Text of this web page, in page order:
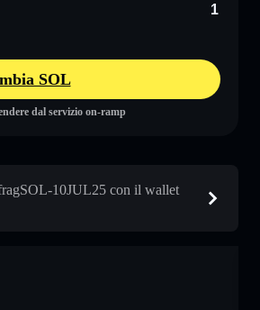
SOL
dal servizio on-ramp
10JUL25 con il wallet